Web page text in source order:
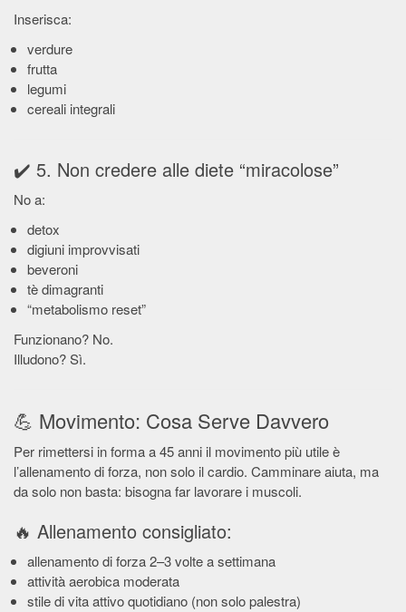
Inserisca:
verdure
frutta
legumi
cereali integrali
✔️ 5. Non credere alle diete “miracolose”
No a:
detox
digiuni improvvisati
beveroni
tè dimagranti
“metabolismo reset”
Funzionano? No.
Illudono? Sì.
💪 Movimento: Cosa Serve Davvero
Per rimettersi in forma a 45 anni il movimento più utile è
l’allenamento di forza, non solo il cardio. Camminare aiuta, ma
da solo non basta: bisogna far lavorare i muscoli.
🔥 Allenamento consigliato:
allenamento di forza 2–3 volte a settimana
attività aerobica moderata
stile di vita attivo quotidiano (non solo palestra)